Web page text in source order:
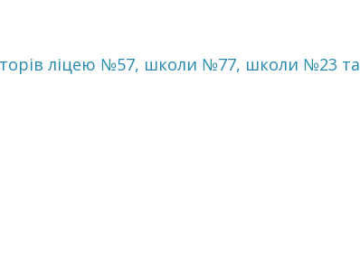
ліцею №57, школи №77, школи №23 та